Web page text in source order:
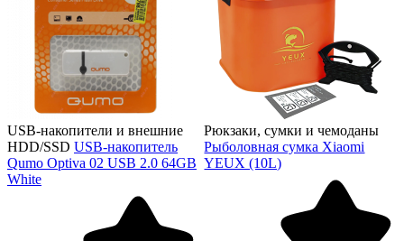
USB-накопители и внешние
HDD/SSD USB-накопитель
Qumo Optiva 02 USB 2.0 64GB
White
Рюкзаки, сумки и чемоданы
Рыболовная сумка Xiaomi
YEUX (10L)